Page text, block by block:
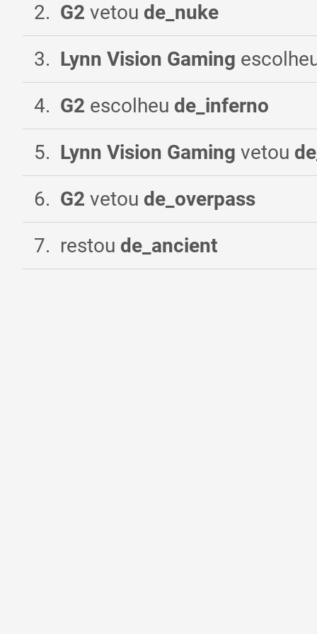
2. G2 vetou de_nuke
3. Lynn Vision Gaming
4. G2 escolheu de_inferno
5. Lynn Vision Gaming vetou
6. G2 vetou de_overpass
7. restou de_ancient